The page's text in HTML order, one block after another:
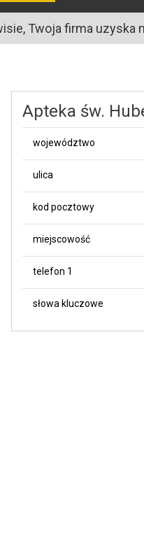
Twoja firma uzyska
Apteka św.
województwo
ulica
kod pocztowy
miejscowość
telefon 1
słowa kluczowe